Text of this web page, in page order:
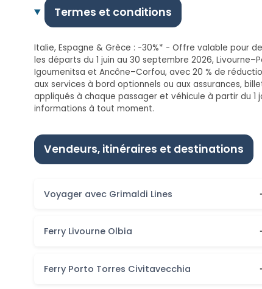
Termes et conditions
Italie, Espagne & Grèce : -30%* - Offre valable pour
les départs du 1 juin au 30 septembre 2026,
Igoumenitsa et Ancône–Corfou, avec 20 % de
aux services à bord optionnels ou aux assurances,
appliqués à chaque passager et véhicule à partir du
informations à tout moment.
Vendeurs, itinéraires et destinations
Voyager avec Grimaldi Lines
Ferry Livourne Olbia
Ferry Porto Torres Civitavecchia